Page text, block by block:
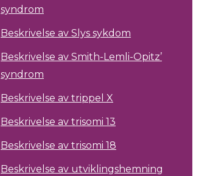
syndrom
Beskrivelse av Slys sykdom
Beskrivelse av Smith-Lemli-Opitz’
syndrom
Beskrivelse av trippel X
Beskrivelse av trisomi 13
Beskrivelse av trisomi 18
Beskrivelse av utviklingshemning